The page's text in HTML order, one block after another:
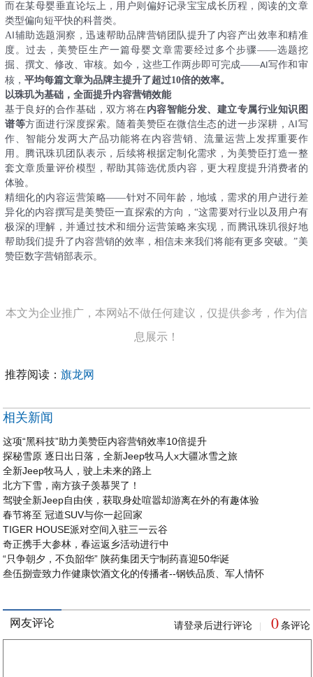
而在某母婴垂直论坛上，用户则偏好记录宝宝成长历程，阅读的文章
类型偏向短平快的科普类。
AI辅助选题洞察，迅速帮助品牌营销团队提升了内容产出效率和精准
度。过去，美赞臣生产一篇母婴文章需要经过多个步骤——选题挖
掘、撰文、修改、审核。如今，这些工作两步即可完成——AI写作和审
核，平均每篇文章为品牌主提升了超过10倍的效率。
以珠玑为基础，全面提升内容营销效能
基于良好的合作基础，双方将在内容智能分发、建立专属行业知识图
谱等方面进行深度探索。随着美赞臣在微信生态的进一步深耕，AI写
作、智能分发两大产品功能将在内容营销、流量运营上发挥重要作
用。腾讯珠玑团队表示，后续将根据定制化需求，为美赞臣打造一整
套文章质量评价模型，帮助其筛选优质内容，更大程度提升消费者的
体验。
精细化的内容运营策略——针对不同年龄，地域，需求的用户进行差
异化的内容撰写是美赞臣一直探索的方向，“这需要对行业以及用户有
极深的理解，并通过技术和细分运营策略来实现，而腾讯珠玑很好地
帮助我们提升了内容营销的效率，相信未来我们将能有更多突破。”美
赞臣数字营销部表示。
本文为企业推广，本网站不做任何建议，仅提供参考，作为信
息展示！
推荐阅读：旗龙网
相关新闻
这项“黑科技”助力美赞臣内容营销效率10倍提升
探秘雪原 逐日出日落，全新Jeep牧马人x大疆冰雪之旅
全新Jeep牧马人，驶上未来的路上
北方下雪，南方孩子羡慕哭了！
驾驶全新Jeep自由侠，获取身处喧嚣却游离在外的有趣体验
春节将至 冠道SUV与你一起回家
TIGER HOUSE派对空间入驻三一云谷
奇正携手大参林，春运返乡活动进行中
“只争朝夕，不负韶华” 陕药集团天宁制药喜迎50华诞
叁伍捌壹致力作健康饮酒文化的传播者--钢铁品质、军人情怀
网友评论 请登录后进行评论 0 条评论